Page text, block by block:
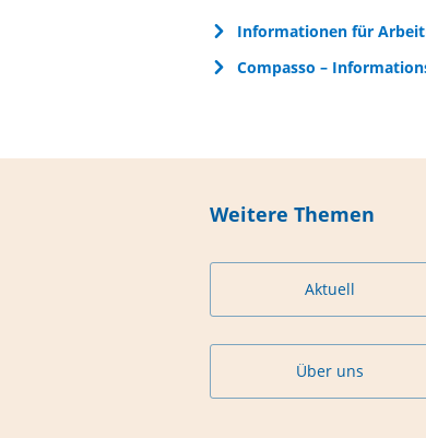
Informationen für
Compasso –
Weitere Themen
Aktuell
Über uns